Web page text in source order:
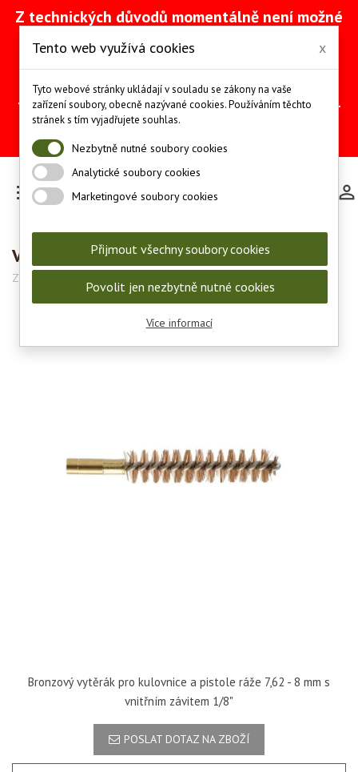
Z technických důvodů momentálně není možné
odstranění problému intenzivně pracujeme
(včetně obnovy ze zálohy).
Objednávky můžete mezitím provádět
telefonicky na čísle +420 607 244 655 nebo e-
mailem na adrese
Děkujeme za pochopení a trpělivost.

Vytěrák bronz, ráže 7,62 - 8 mm, závit 1/8"
Značka:
Bronzový vytěrák pro kulovnice a pistole ráže 7,62 - 8 mm s
vnitřním závitem 1/8"
POSLAT DOTAZ NA ZBOŽÍ
Tento web využívá cookies x
Tyto webové stránky ukládají v souladu se zákony na vaše
zařízení soubory, obecně nazývané cookies. Používáním těchto
stránek s tím vyjadřujete souhlas.
Nezbytně nutné soubory cookies
Analytické soubory cookies
Marketingové soubory cookies
Přijmout všechny soubory cookies
Povolit jen nezbytně nutné cookies
Více informací